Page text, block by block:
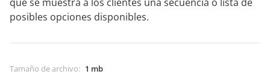
posibles opciones disponibles.
Tamaño de archivo: 1 mb